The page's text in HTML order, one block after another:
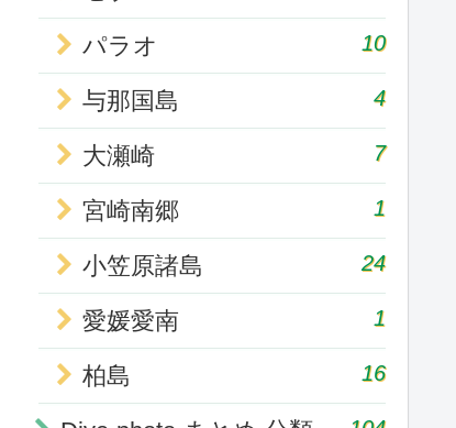
パラオ 10
与那国島 4
大瀬崎 7
宮崎南郷 1
小笠原諸島 24
愛媛愛南 1
柏島 16